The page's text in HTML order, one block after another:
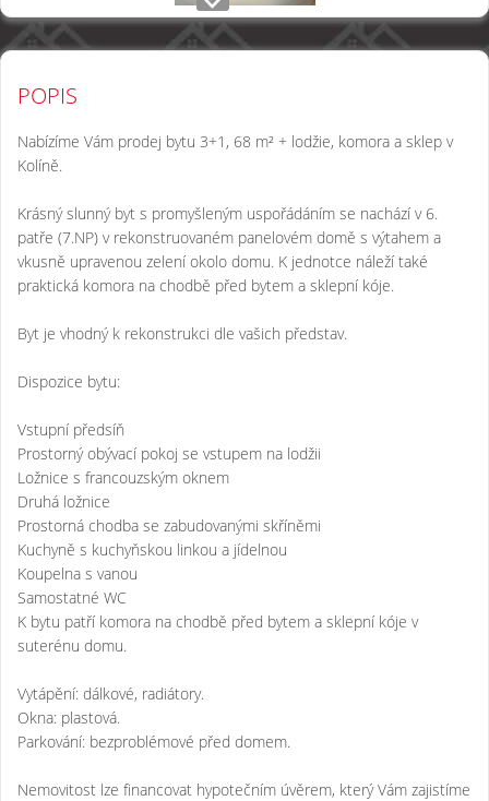
POPIS
Nabízíme Vám prodej bytu 3+1, 68 m² + lodžie, komora a sklep v
Kolíně.
Krásný slunný byt s promyšleným uspořádáním se nachází v 6.
patře (7.NP) v rekonstruovaném panelovém domě s výtahem a
vkusně upravenou zelení okolo domu. K jednotce náleží také
praktická komora na chodbě před bytem a sklepní kóje.
Byt je vhodný k rekonstrukci dle vašich představ.
Dispozice bytu:
Vstupní předsíň
Prostorný obývací pokoj se vstupem na lodžii
Ložnice s francouzským oknem
Druhá ložnice
Prostorná chodba se zabudovanými skříněmi
Kuchyně s kuchyňskou linkou a jídelnou
Koupelna s vanou
Samostatné WC
K bytu patří komora na chodbě před bytem a sklepní kóje v
suterénu domu.
Vytápění: dálkové, radiátory.
Okna: plastová.
Parkování: bezproblémové před domem.
Nemovitost lze financovat hypotečním úvěrem, který Vám zajistíme